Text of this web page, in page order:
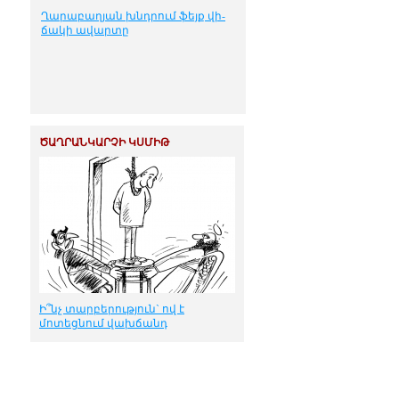
Ղա­րա­բա­ղ­յան խնդ­րում ֆեյք վի­
ճա­կի ա­վար­տը
ԾԱՂՐԱՆԿԱՐՉԻ ԿՍՄԻԹ
Ի՞նչ տարբերություն` ով է
մոտեցնում վախճանդ